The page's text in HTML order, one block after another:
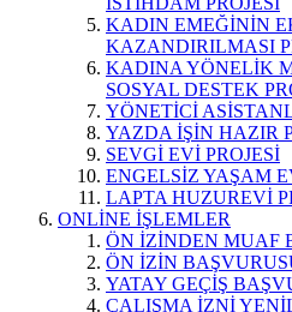
KADIN EMEĞİNİN
KAZANDIRILMASI
KADINA YÖNELİK
SOSYAL DESTEK
YÖNETİCİ
YAZDA İŞİN HAZIR
SEVGİ EVİ PROJESİ
ENGELSİZ YAŞAM
LAPTA HUZUREVİ
ONLİNE İŞLEMLER
ÖN İZİNDEN MUAF
ÖN İZİN
YATAY GEÇİŞ
ÇALIŞMA İZNİ